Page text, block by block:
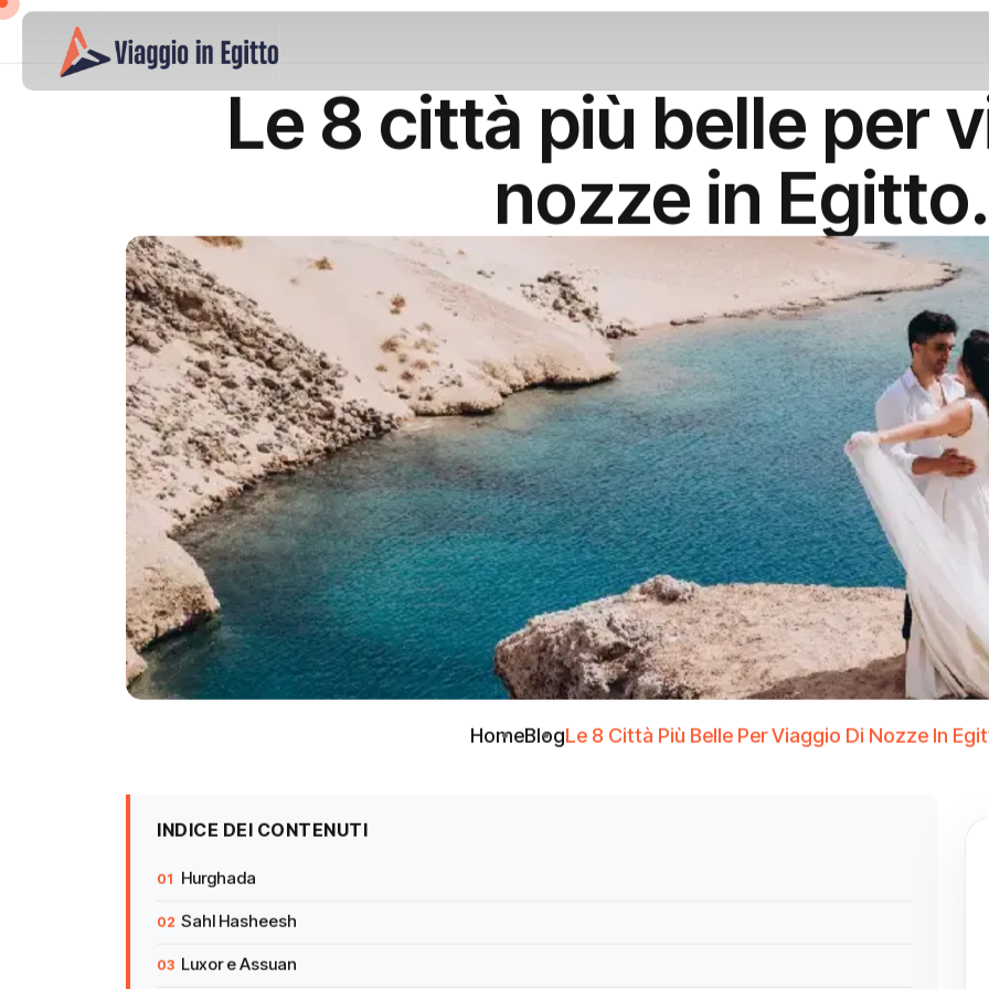
Le 8 città più belle per
nozze in Egitto.
HomeBlogLe 8 Città Più Belle Per Viaggio Di Nozze In
INDICE DEI CONTENUTI
Hurghada
Sahl Hasheesh
Luxor e Assuan